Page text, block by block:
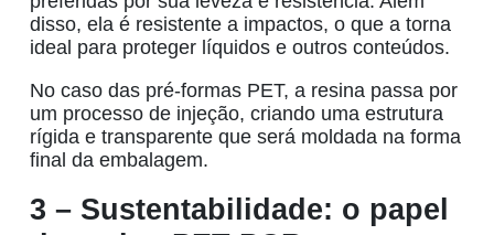
disso, ela é resistente a impactos, o que a torna
ideal para proteger líquidos e outros conteúdos.
No caso das pré-formas PET, a resina passa por
um processo de injeção, criando uma estrutura
rígida e transparente que será moldada na forma
final da embalagem.
3 – Sustentabilidade: o papel